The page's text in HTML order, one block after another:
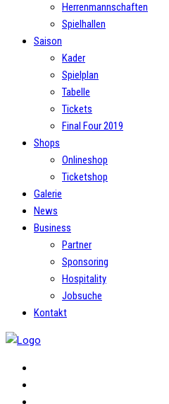
Herrenmannschaften
Spielhallen
Saison
Kader
Spielplan
Tabelle
Tickets
Final Four 2019
Shops
Onlineshop
Ticketshop
Galerie
News
Business
Partner
Sponsoring
Hospitality
Jobsuche
Kontakt